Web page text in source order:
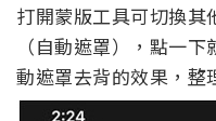
打開蒙版工具可切換其
（自動遮罩），點一
動遮罩去背的效果，整